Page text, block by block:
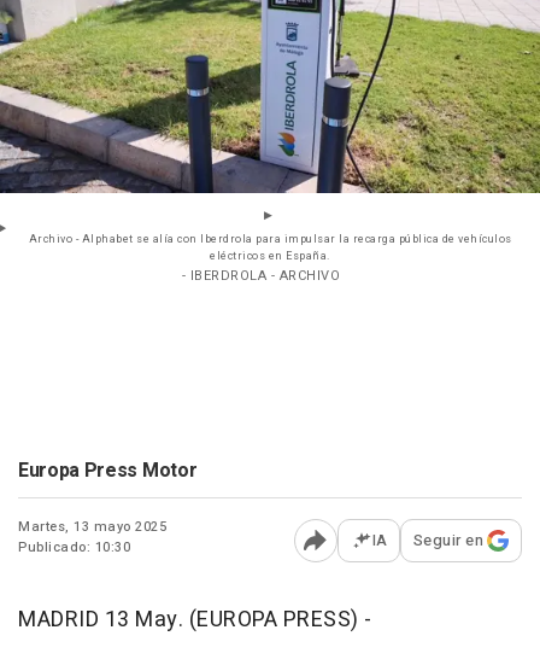
Archivo - Alphabet se alía con Iberdrola para impulsar la recarga pública de vehículos
eléctricos en España.
- IBERDROLA - ARCHIVO
Europa Press Motor
Martes, 13 mayo 2025
Publicado: 10:30
Abrir opciones para
IA Seguir en
MADRID 13 May. (EUROPA PRESS) -